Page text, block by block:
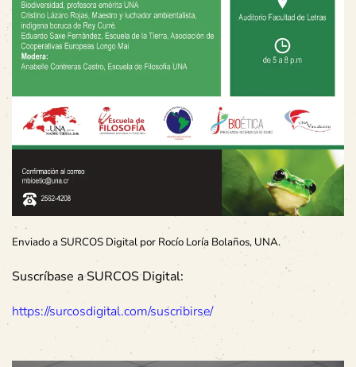
Enviado a SURCOS Digital por Rocío Loría Bolaños, UNA.
Suscríbase a SURCOS Digital:
https://surcosdigital.com/suscribirse/